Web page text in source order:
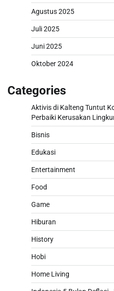
Agustus 2025
Juli 2025
Juni 2025
Oktober 2024
Categories
Aktivis di Kalteng Tuntut
Perbaiki Kerusakan
Bisnis
Edukasi
Entertainment
Food
Game
Hiburan
History
Hobi
Home Living